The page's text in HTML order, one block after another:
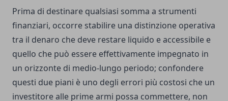
Prima di destinare qualsiasi somma a strumenti
finanziari, occorre stabilire una distinzione operativa
tra il denaro che deve restare liquido e accessibile e
quello che può essere effettivamente impegnato in
un orizzonte di medio-lungo periodo; confondere
questi due piani è uno degli errori più costosi che un
investitore alle prime armi possa commettere, non